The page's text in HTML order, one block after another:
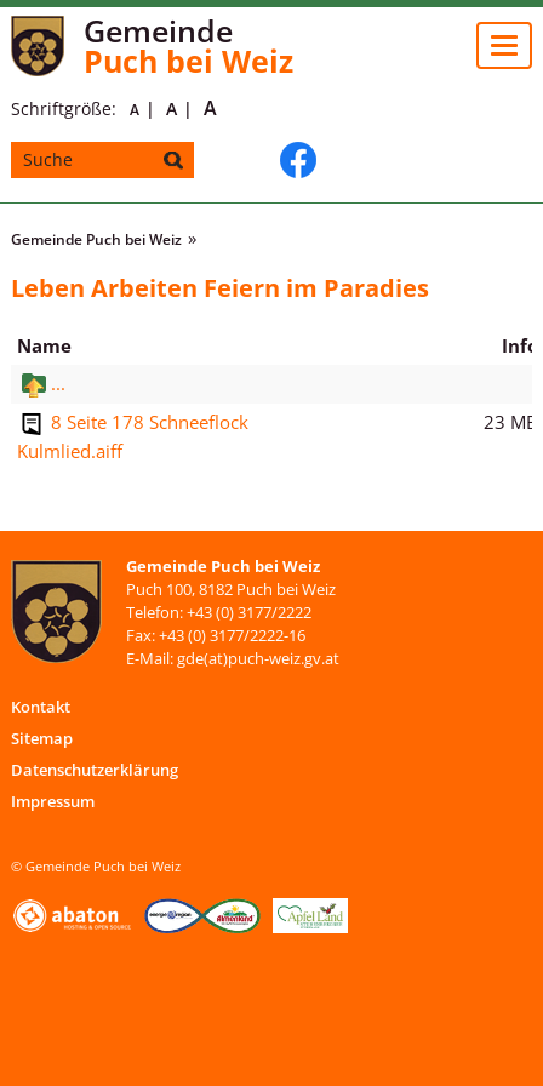
Gemeinde
Puch bei Weiz
Schriftgröße: A A A
Gemeinde Puch bei Weiz
Leben Arbeiten Feiern im Paradies
Name
Info
...
8 Seite 178 Schneeflock
Kulmlied.aiff
23 MB
Gemeinde Puch bei Weiz
Puch 100, 8182 Puch bei Weiz
Telefon: +43 (0) 3177/2222
Fax: +43 (0) 3177/2222-16
E-Mail: gde(at)puch-weiz.gv.at
Kontakt
Sitemap
Datenschutzerklärung
Impressum
© Gemeinde Puch bei Weiz